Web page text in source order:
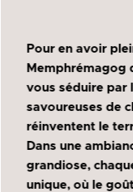
Pour en avoir
Memphrémagog
vous séduire par
savoureuses de
réinventent le
Dans une
grandiose,
unique, où le